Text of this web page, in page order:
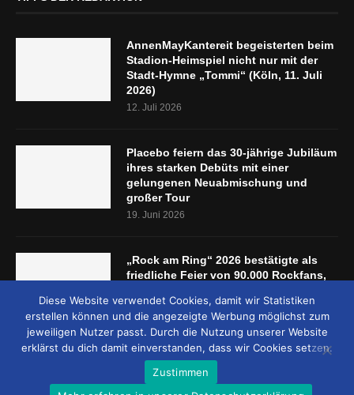
AnnenMayKantereit begeisterten beim
Stadion-Heimspiel nicht nur mit der
Stadt-Hymne „Tommi“ (Köln, 11. Juli
2026)
12. Juli 2026
Placebo feiern das 30-jährige Jubiläum
ihres starken Debüts mit einer
gelungenen Neuabmischung und
großer Tour
19. Juni 2026
„Rock am Ring“ 2026 bestätigte als
friedliche Feier von 90.000 Rockfans,
5.-7. Juni 2026)
8. Juni 2026
Diese Website verwendet Cookies, damit wir Statistiken
erstellen können und die angezeigte Werbung möglichst zum
jeweiligen Nutzer passt. Durch die Nutzung unserer Website
erklärst du dich damit einverstanden, dass wir Cookies setzen.
Zustimmen